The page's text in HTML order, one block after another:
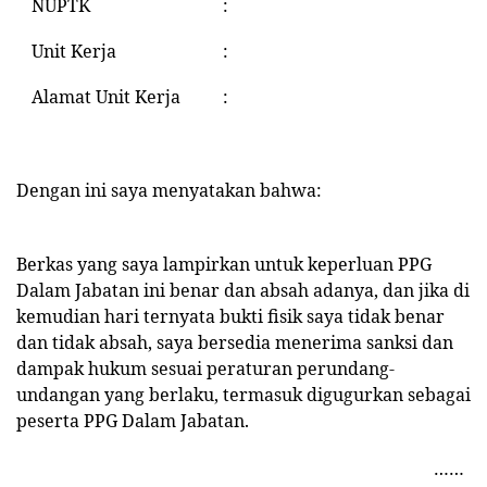
NUPTK
:
Unit Kerja
:
Alamat Unit Kerja
:
Dengan ini saya menyatakan bahwa:
Berkas yang saya lampirkan untuk keperluan PPG
Dalam Jabatan ini benar dan absah adanya, dan jika di
kemudian hari ternyata bukti fisik saya tidak benar
dan tidak absah, saya bersedia menerima sanksi dan
dampak hukum sesuai peraturan perundang-
undangan yang berlaku, termasuk digugurkan sebagai
peserta PPG Dalam Jabatan.
……